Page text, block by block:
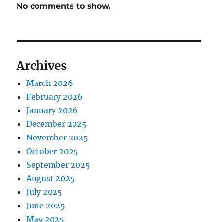
No comments to show.
Archives
March 2026
February 2026
January 2026
December 2025
November 2025
October 2025
September 2025
August 2025
July 2025
June 2025
May 2025